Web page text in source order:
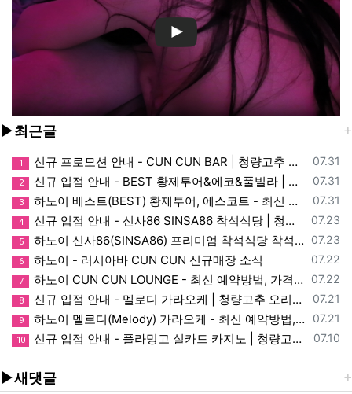
▶최근글
등록일
07.31
1 신규 프로모션 안내 - CUN CUN BAR | 청량고추 오리지널 소식
등록일
07.31
2 신규 입점 안내 - BEST 황제투어&에코&풀빌라 | 청량고추 오리지널 소식
등록일
07.31
3 하노이 베스트(BEST) 황제투어, 에스코트 - 최신 예약방법, 가격, 매장정보, 이용, 할인 안내
등록일
07.23
4 신규 입점 안내 - 신사86 SINSA86 착석식당 | 청량고추 오리지널 소식
등록일
07.23
5 하노이 신사86(SINSA86) 프리미엄 착석식당 착석바 - 최신 예약방법, 가격, 매장, 이용, 할인 정보
등록일
07.22
6 하노이 - 러시아바 CUN CUN 신규매장 소식
등록일
07.22
7 하노이 CUN CUN LOUNGE - 최신 예약방법, 가격, 매장정보, 이용안내
등록일
07.21
8 신규 입점 안내 - 멜로디 가라오케 | 청량고추 오리지널 소식
등록일
07.21
9 하노이 멜로디(Melody) 가라오케 - 최신 예약방법, 가격, 매장, 이용, 할인 정보
등록일
07.10
10 신규 입점 안내 - 플라밍고 실카드 카지노 | 청량고추 오리지널 소식
▶새댓글